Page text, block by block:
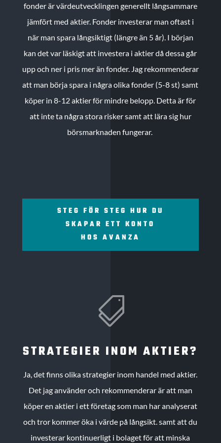
fonder är värdeutvecklingen generellt långsammare
jämfört med aktier. Fonder investerar man oftast i
när man spara långsiktigt (längre än 5 år). I början
kan det var läskigt att investera i aktier då dessa går
upp och ner i pris mer än fonder. Jag rekommenderar
att man börja spara i några olika fonder (5-8 st) samt
köper in 8-12 aktier för mindre belopp. Detta är för
att inte ta några stora risker samt att lära sig hur
börsmarknaden fungerar.
STEG FÖR STEG HUR DU
SKAPAR ETT KONTO
HOS AVANZA

STRATEGIER INOM AKTIER?
Ja, det finns olika strategier inom handel med aktier.
Det jag använder och rekommenderar är att man
köper en aktier i ett företag som man har analyserat
och tror kommer öka i värde på långsikt. samt att du
investerar kontinuerligt i bolaget för att minska